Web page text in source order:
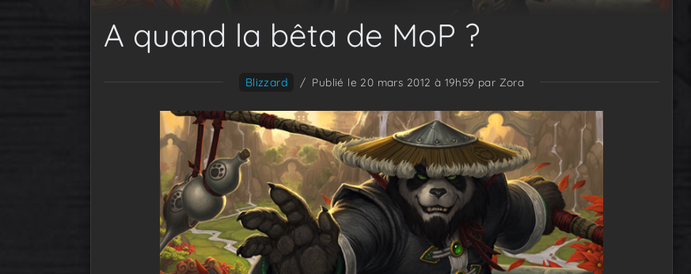
A quand la bêta de MoP ?
Blizzard / Publié le 20 mars 2012 à 19h59 par Zora